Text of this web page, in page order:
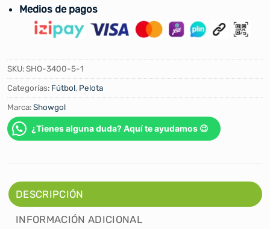
Medios de pagos
SKU:SHO-3400-5-1
Categorías: Fútbol, Pelota
Marca:Showgol
¿Tienes alguna duda? Aquí te ayudamos 😉
DESCRIPCIÓN
INFORMACIÓN ADICIONAL